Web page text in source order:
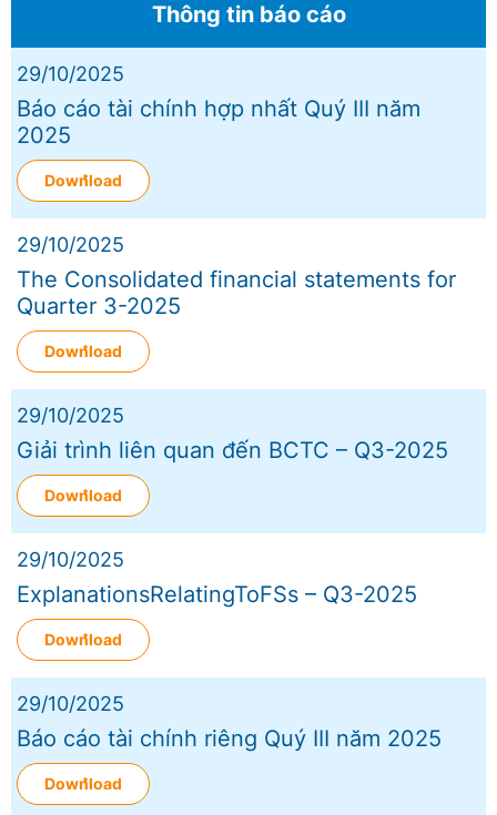
Thông tin báo cáo
29/10/2025
Báo cáo tài chính hợp nhất Quý III năm
2025
Download
29/10/2025
The Consolidated financial statements for
Quarter 3-2025
Download
29/10/2025
Giải trình liên quan đến BCTC – Q3-2025
Download
29/10/2025
ExplanationsRelatingToFSs – Q3-2025
Download
29/10/2025
Báo cáo tài chính riêng Quý III năm 2025
Download